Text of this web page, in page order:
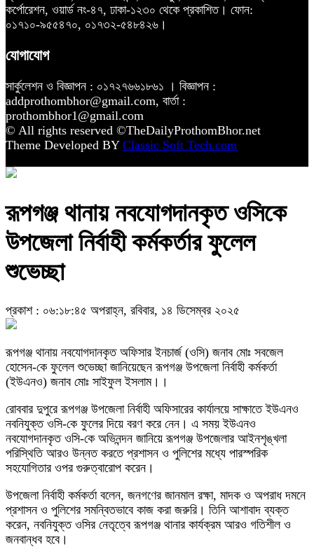
কর্পোরেশন, ওয়ার্ড নং-৪৭, ঢাকা-১২৩০ থেকে প্রকাশিত। ফোন:
০১৭১০-৯৫৫৪৭০, ০১৭৩২-৫৪৮৪২৬।
যোগাযোগ
সার্কুলেশন ও বিজ্ঞাপন : ০১৭২৭৬৬১৮৬১ । বিজ্ঞাপন :
addprothombhor@gmail.com, বার্তা :
prothombhor1@gmail.com
© All rights reserved ©TheDailyProthomBhor.net
Theme Developed BY Classic Soft Tech.com
রূপগঞ্জ থানায় নবযোগদানকৃত ওসিকে
উপজেলা নির্বাহী কর্মকর্তার ফুলেল
শুভেচ্ছা
প্রকাশ : ০৬:১৮:৪৫ অপরাহ্ন, রবিবার, ১৪ ডিসেম্বর ২০২৫
রূপগঞ্জ থানায় নবযোগদানকৃত অফিসার ইনচার্জ (ওসি) জনাব মোঃ সবজেল
হোসেন-কে ফুলেল শুভেচ্ছা জানিয়েছেন রূপগঞ্জ উপজেলা নির্বাহী কর্মকর্তা
(ইউএনও) জনাব মোঃ সাইফুল ইসলাম।।
রোববার দুপুরে রূপগঞ্জ উপজেলা নির্বাহী অফিসারের কার্যালয়ে সাক্ষাতে ইউএনও
নবনিযুক্ত ওসি-কে ফুলের দিয়ে বরণ করে নেন। এ সময় ইউএনও
নবযোগদানকৃত ওসি-কে অভিনন্দন জানিয়ে রূপগঞ্জ উপজেলার আইনশৃঙ্খলা
পরিস্থিতি আরও উন্নত করতে প্রশাসন ও পুলিশের মধ্যে পারস্পরিক
সহযোগিতার ওপর গুরুত্বারোপ করেন।
উপজেলা নির্বাহী কর্মকর্তা বলেন, জনগণের জানমাল রক্ষা, মাদক ও অপরাধ দমনে
প্রশাসন ও পুলিশের সমন্বিতভাবে কাজ করা জরুরি। তিনি আশাবাদ ব্যক্ত
করেন, নবনিযুক্ত ওসির নেতৃত্বে রূপগঞ্জ থানার কার্যক্রম আরও গতিশীল ও
জনবান্ধব হবে।